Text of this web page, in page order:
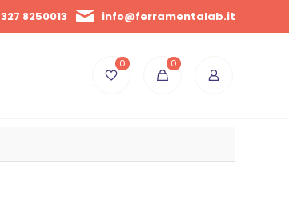
327 8250013 info@ferramentalab.it
0 0